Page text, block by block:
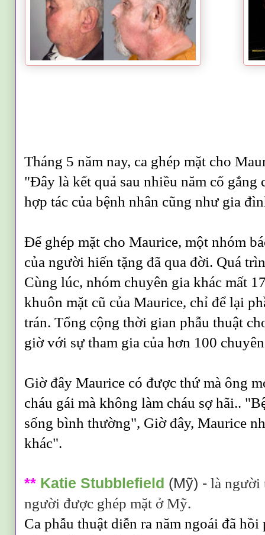
Tháng 5 năm nay, ca ghép mặt cho
"Đây là kết quả sau nhiều năm cố gắng
hợp tác của bệnh nhân cũng như gia
Để ghép mặt cho Maurice, một nhóm
của người hiến tặng đã qua đời. Quá
Cùng lúc, nhóm chuyên gia khác mất
khuôn mặt cũ của Maurice, chỉ để lại
trán. Tổng cộng thời gian phẫu thuật
giờ với sự tham gia của hơn 100
Giờ đây Maurice có được thứ mà ông
cháu gái mà không làm cháu sợ hãi..
sống bình thường", Giờ đây, Maurice
khác".
** Katie Stubblefield (Mỹ) - là người
người được ghép mặt ở Mỹ.
Ca phẫu thuật diễn ra năm ngoái đã